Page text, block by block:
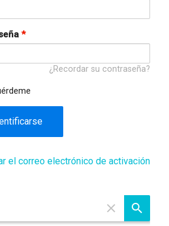
*
¿Recordar su contraseña?
el correo electrónico de activación